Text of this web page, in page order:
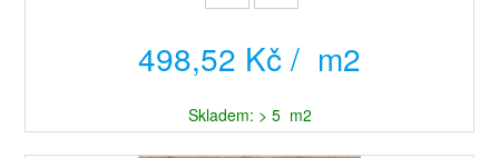
498,52 Kč / m2
Skladem: > 5 m2